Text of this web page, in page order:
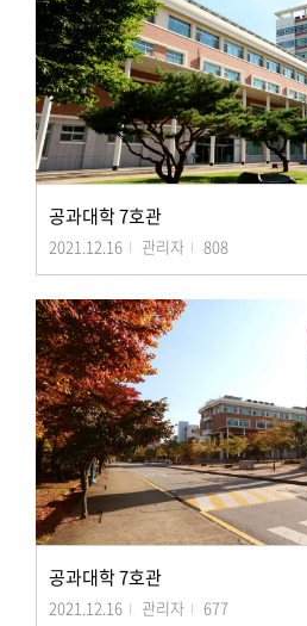
공과대학 7호관
2021.12.16 관리자 808
공과대학 7호관
2021.12.16 관리자 677